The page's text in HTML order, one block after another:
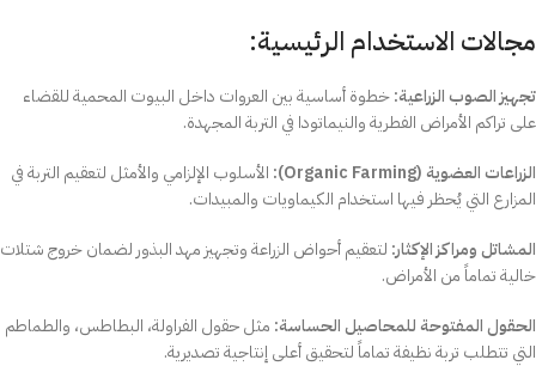
مجالات الاستخدام الرئيسية:
تجهيز الصوب الزراعية:خطوة أساسية بين العروات داخل البيوت المحمية للقضاء
على تراكم الأمراض الفطرية والنيماتودا في التربة المجهدة.
الزراعات العضوية (Organic Farming):
الأسلوب الإلزامي والأمثل لتعقيم التربة في
المزارع التي يُحظر فيها استخدام الكيماويات والمبيدات.
المشاتل ومراكز الإكثار: لتعقيم أحواض الزراعة وتجهيز مهد البذور لضمان خروج شتلات
خالية تماماً من الأمراض.
الحقول المفتوحة للمحاصيل الحساسة: مثل حقول الفراولة، البطاطس، والطماطم
التي تتطلب تربة نظيفة تماماً لتحقيق أعلى إنتاجية تصديرية.